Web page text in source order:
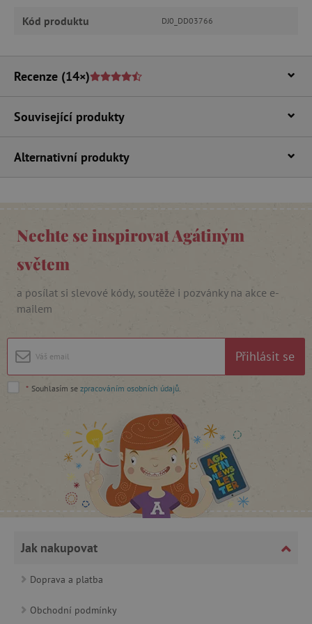
Kód produktu DJ0_DD03766
Recenze (14×)
Související produkty
Alternativní produkty
Nechte se inspirovat Agátiným
světem
a posílat si slevové kódy, soutěže i pozvánky na akce e-
mailem
Přihlásit se
* Souhlasím se zpracováním osobních údajů
Jak nakupovat
Doprava a platba
Obchodní podmínky
Funkční soubory
stránky nelze bez nezbytně nutných souborů
cookie správně používat.
Název
__cf_bm
Cloudflare Inc.
_lb_ccc .agatinsvet.cz
cjConsent .agatinsvet.cz